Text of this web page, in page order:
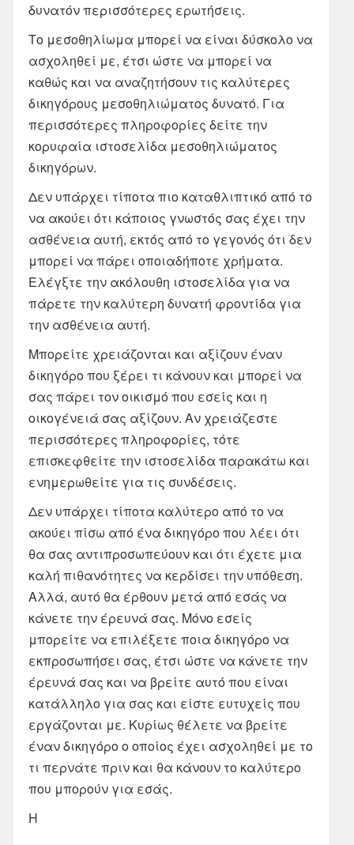
δυνατόν περισσότερες ερωτήσεις.
Το μεσοθηλίωμα μπορεί να είναι δύσκολο να
ασχοληθεί με, έτσι ώστε να μπορεί να
καθώς και να αναζητήσουν τις καλύτερες
δικηγόρους μεσοθηλιώματος δυνατό. Για
περισσότερες πληροφορίες δείτε την
κορυφαία ιστοσελίδα μεσοθηλιώματος
δικηγόρων.
Δεν υπάρχει τίποτα πιο καταθλιπτικό από το
να ακούει ότι κάποιος γνωστός σας έχει την
ασθένεια αυτή, εκτός από το γεγονός ότι δεν
μπορεί να πάρει οποιαδήποτε χρήματα.
Ελέγξτε την ακόλουθη ιστοσελίδα για να
πάρετε την καλύτερη δυνατή φροντίδα για
την ασθένεια αυτή.
Μπορείτε χρειάζονται και αξίζουν έναν
δικηγόρο που ξέρει τι κάνουν και μπορεί να
σας πάρει τον οικισμό που εσείς και η
οικογένειά σας αξίζουν. Αν χρειάζεστε
περισσότερες πληροφορίες, τότε
επισκεφθείτε την ιστοσελίδα παρακάτω και
ενημερωθείτε για τις συνδέσεις.
Δεν υπάρχει τίποτα καλύτερο από το να
ακούει πίσω από ένα δικηγόρο που λέει ότι
θα σας αντιπροσωπεύουν και ότι έχετε μια
καλή πιθανότητες να κερδίσει την υπόθεση.
Αλλά, αυτό θα έρθουν μετά από εσάς να
κάνετε την έρευνά σας. Μόνο εσείς
μπορείτε να επιλέξετε ποια δικηγόρο να
εκπροσωπήσει σας, έτσι ώστε να κάνετε την
έρευνά σας και να βρείτε αυτό που είναι
κατάλληλο για σας και είστε ευτυχείς που
εργάζονται με. Κυρίως θέλετε να βρείτε
έναν δικηγόρο ο οποίος έχει ασχοληθεί με το
τι περνάτε πριν και θα κάνουν το καλύτερο
που μπορούν για εσάς.
Η